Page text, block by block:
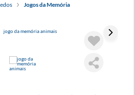
Jogos da Memória